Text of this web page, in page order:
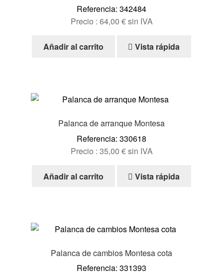
Referencia: 342484
Precio : 64,00 €sin IVA
Añadir al carrito Vista rápida
Palanca de arranque Montesa
Referencia: 330618
Precio : 35,00 €sin IVA
Añadir al carrito Vista rápida
Palanca de cambios Montesa cota
Referencia: 331393